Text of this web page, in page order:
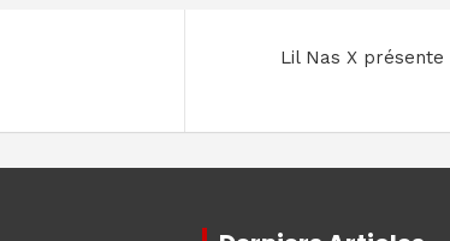
Lil Nas X